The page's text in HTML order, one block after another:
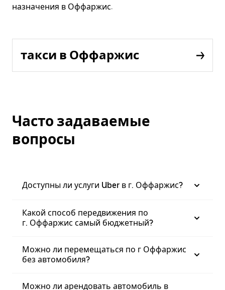
назначения в Оффаржис.
такси в Оффаржис
Часто задаваемые
вопросы
Доступны ли услуги Uber в г. Оффаржис?
Какой способ передвижения по
г. Оффаржис самый бюджетный?
Можно ли перемещаться по г Оффаржис
без автомобиля?
Можно ли арендовать автомобиль в